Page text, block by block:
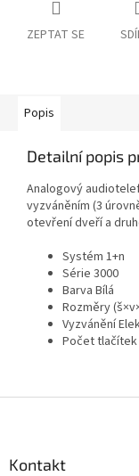
ZEPTAT SE
Popis
Detailní popis
Analogový
vyzváněním (3
otevření dveří a
Systém 1+n
Série 3000
Barva Bílá
Rozměry
Vyzvánění
Počet tlačítek
Kontakt